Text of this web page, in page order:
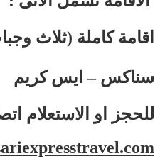
(اقامة كاملة (ثلاث
سناكس – ايس كريم
: للحجز او الاستعلام